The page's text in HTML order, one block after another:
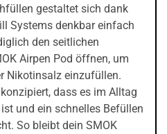
gestaltet sich dank
Systems denkbar einfach
den seitlichen
Airpen Pod öffnen, um
Nikotinsalz einzufüllen.
dass es im Alltag
und ein schnelles Befüllen
So bleibt dein SMOK